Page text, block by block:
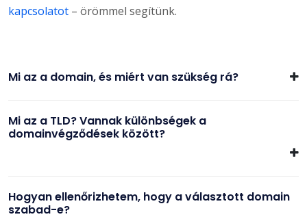
kapcsolatot – örömmel segítünk.
Mi az a domain, és miért van szükség rá?
Mi az a TLD? Vannak különbségek a
domainvégződések között?
Hogyan ellenőrizhetem, hogy a választott domain
szabad-e?